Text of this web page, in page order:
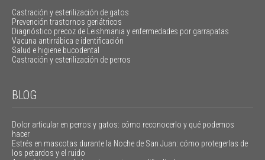
Castración y esterilización de gatos
Prevención trastornos geriátricos
Diagnóstico precoz de Leishmania y enfermedades por garrapatas
Vacuna antirrábica e identificación
Salud e higiene bucodental
Castración y esterilización de perros
BLOG
Dolor articular en perros y gatos: cómo reconocerlo y qué podemos
hacer
Estrés en mascotas durante la Noche de San Juan: cómo protegerlas de
los petardos y el ruido